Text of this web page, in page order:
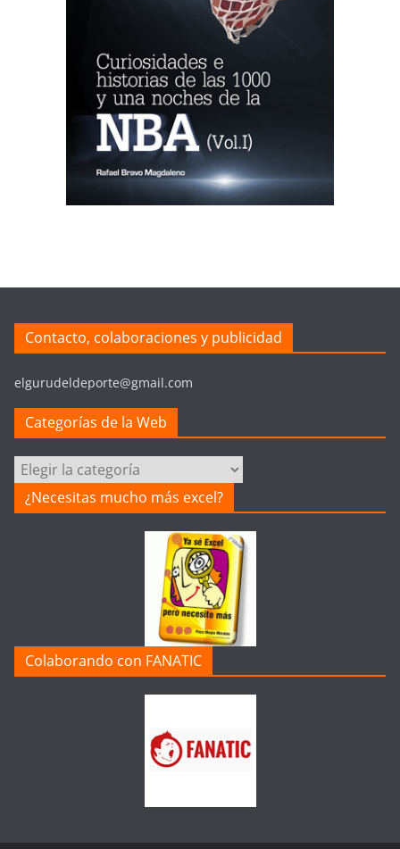
Contacto, colaboraciones y publicidad
elgurudeldeporte@gmail.com
Categorías de la Web
Categorías
la
¿Necesitas mucho más excel?
Colaborando con FANATIC